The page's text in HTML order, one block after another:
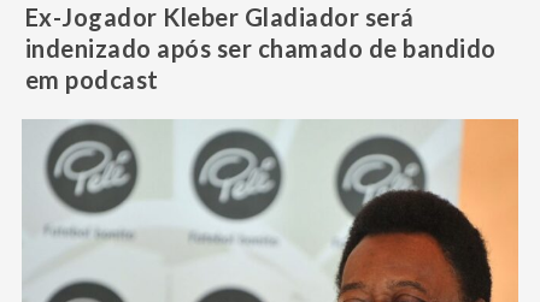
Ex-Jogador Kleber Gladiador será
indenizado após ser chamado de bandido
em podcast